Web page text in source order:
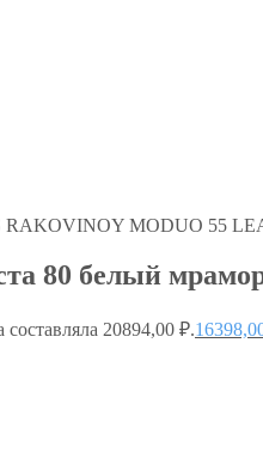
80 белый
20894,00 ₽.